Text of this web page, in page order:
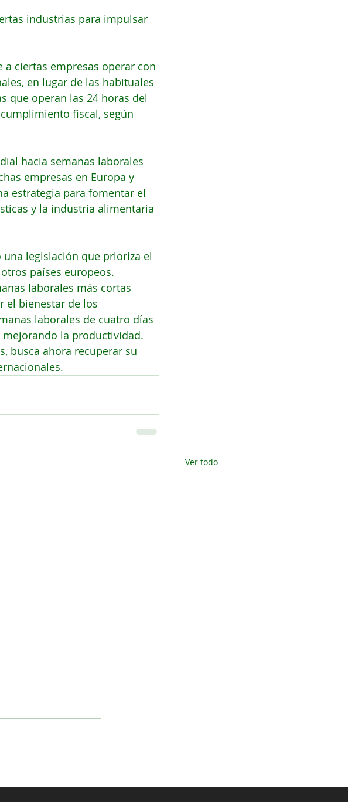
industrias para impulsar
ciertas empresas operar con
en lugar de las habituales
que operan las 24 horas del
fiscal, según
hacia semanas laborales
empresas en Europa y
estrategia para fomentar el
y la industria alimentaria
legislación que prioriza el
países europeos.
laborales más cortas
el bienestar de los
laborales de cuatro días
la productividad.
busca ahora recuperar su
Ver todo
Transformar la Investigación, el